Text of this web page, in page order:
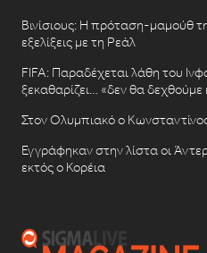
Βινίσιους: Η πρόταση-μαμούθ
εξελίξεις με τη Ρεάλ
FIFA: Παραδέχεται λάθη του
ξεκαθαρίζει… «δεν θα δεχθούμε
Στον Ολυμπιακό ο
Εγγράφηκαν στην λίστα οι
εκτός ο Κορέια